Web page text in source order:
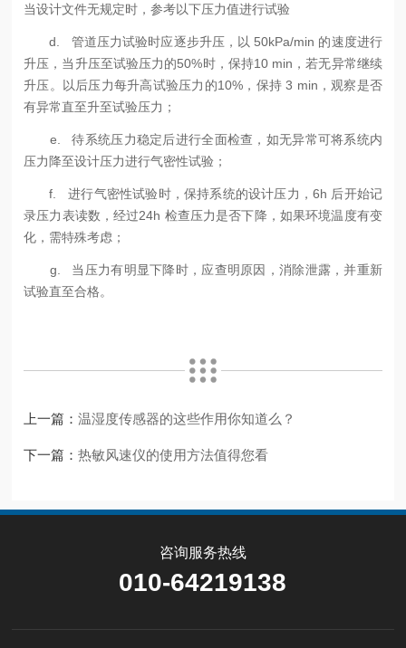
当设计文件无规定时，参考以下压力值进行试验
d. 管道压力试验时应逐步升压，以 50kPa/min 的速度进行
升压，当升压至试验压力的50%时，保持10 min，若无异常继续
升压。以后压力每升高试验压力的10%，保持 3 min，观察是否
有异常直至升至试验压力；
e. 待系统压力稳定后进行全面检查，如无异常可将系统内
压力降至设计压力进行气密性试验；
f. 进行气密性试验时，保持系统的设计压力，6h 后开始记
录压力表读数，经过24h 检查压力是否下降，如果环境温度有变
化，需特殊考虑；
g. 当压力有明显下降时，应查明原因，消除泄露，并重新
试验直至合格。
上一篇：温湿度传感器的这些作用你知道么？
下一篇：热敏风速仪的使用方法值得您看
咨询服务热线
010-64219138